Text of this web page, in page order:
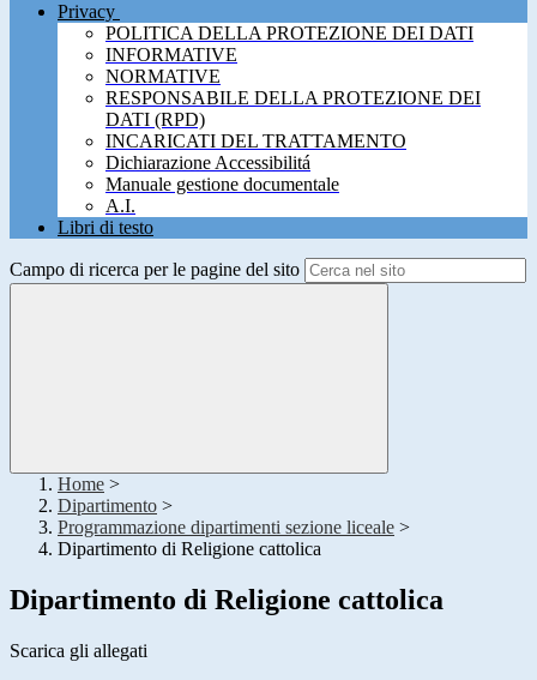
Privacy
POLITICA DELLA PROTEZIONE DEI DATI
INFORMATIVE
NORMATIVE
RESPONSABILE DELLA PROTEZIONE DEI
DATI (RPD)
INCARICATI DEL TRATTAMENTO
Dichiarazione Accessibilitá
Manuale gestione documentale
A.I.
Libri di testo
Campo di ricerca per le pagine del sito
Home >
Dipartimento >
Programmazione dipartimenti sezione liceale >
Dipartimento di Religione cattolica
Dipartimento di Religione cattolica
Scarica gli allegati